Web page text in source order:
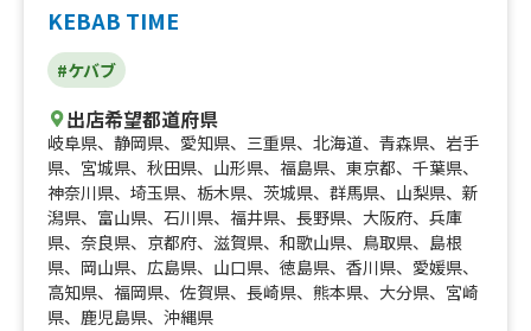
KEBAB TIME
#ケバブ
出店希望都道府県
岐阜県、 静岡県、 愛知県、 三重県、 北海道、 青森県、 岩手
県、 宮城県、 秋田県、 山形県、 福島県、 東京都、 千葉県、
神奈川県、 埼玉県、 栃木県、 茨城県、 群馬県、 山梨県、 新
潟県、 富山県、 石川県、 福井県、 長野県、 大阪府、 兵庫
県、 奈良県、 京都府、 滋賀県、 和歌山県、 鳥取県、 島根
県、 岡山県、 広島県、 山口県、 徳島県、 香川県、 愛媛県、
高知県、 福岡県、 佐賀県、 長崎県、 熊本県、 大分県、 宮崎
県、 鹿児島県、 沖縄県